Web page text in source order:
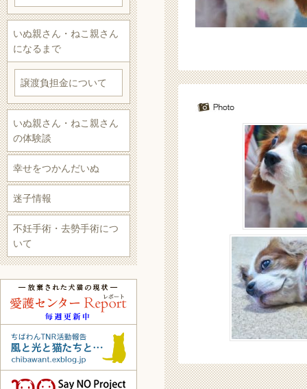
いぬ親さん・ねこ親さん
になるまで
譲渡負担金について
いぬ親さん・ねこ親さん
の体験談
幸せをつかんだいぬ
迷子情報
不妊手術・去勢手術につ
いて